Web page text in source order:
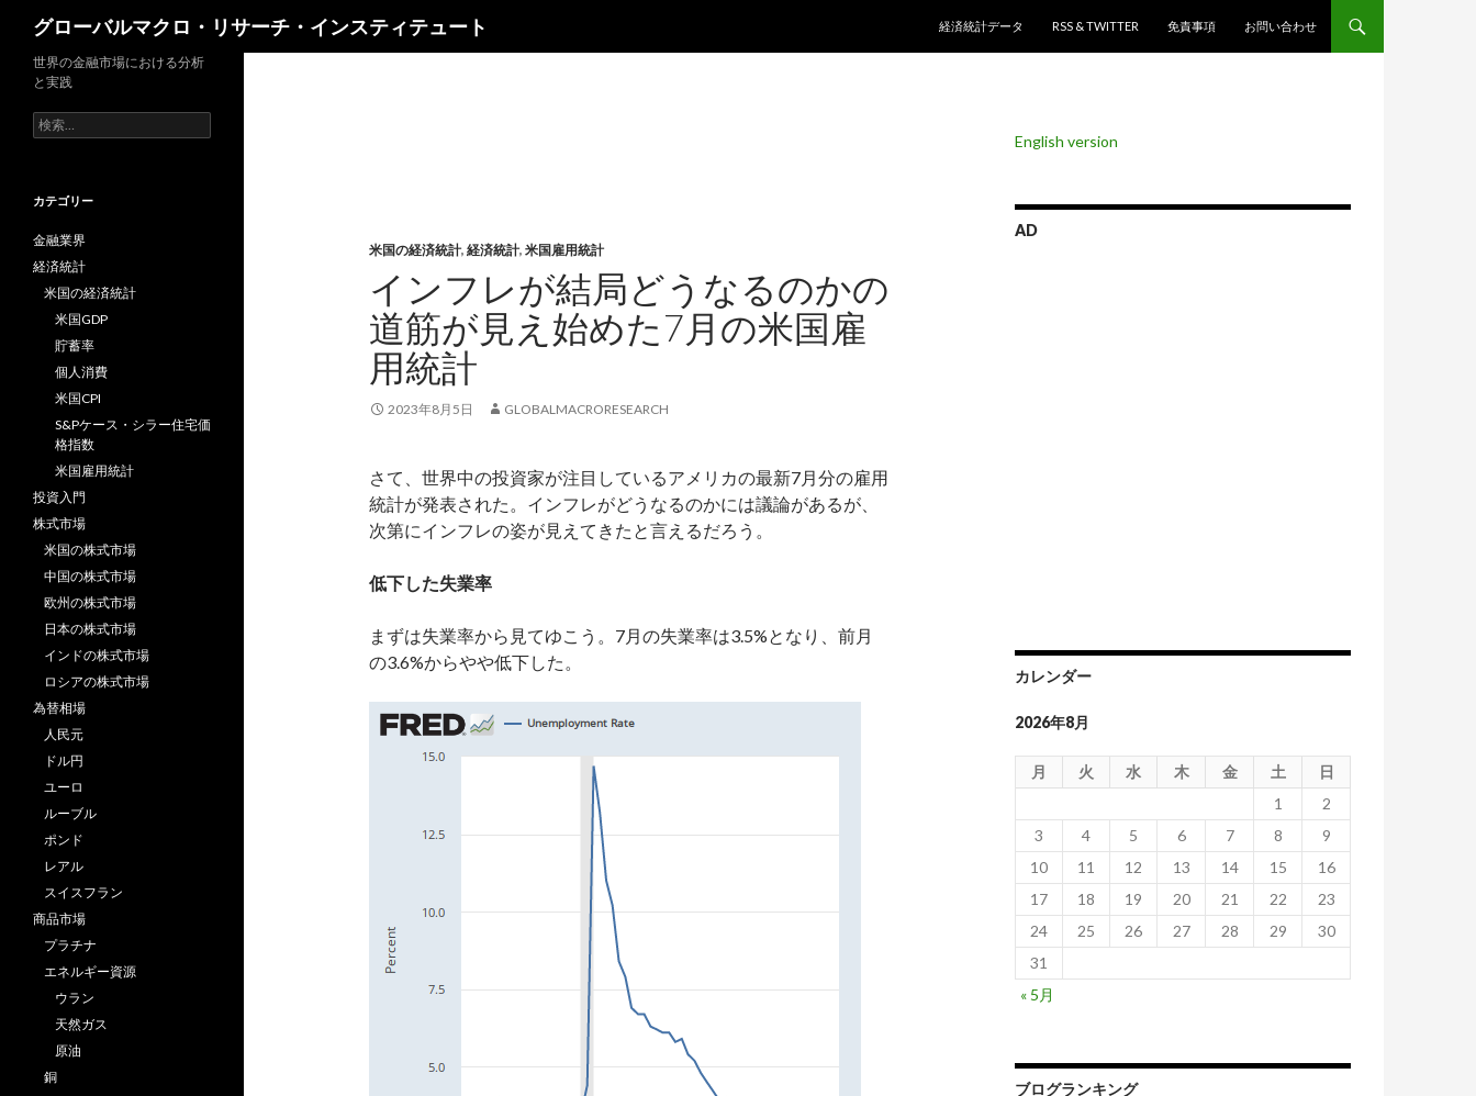
グローバルマクロ・リサーチ・インスティテュート
経済統計データ
RSS & TWITTER 免責事項 お問い合わせ
米国の経済統計, 経済統計, 米国雇用統計
インフレが結局どうなるのかの
道筋が見え始めた7月の米国雇
用統計
2023年8月5日 GLOBALMACRORESEARCH
さて、世界中の投資家が注目しているアメリカの最新7月分の雇用
統計が発表された。インフレがどうなるのかには議論があるが、
次第にインフレの姿が見えてきたと言えるだろう。
低下した失業率
まずは失業率から見てゆこう。7月の失業率は3.5%となり、前月
の3.6%からやや低下した。
English version
AD
カレンダー
2026年8月
月 火 水 木 金 土
日
1
2
3
4 5 6 7 8
9
10
11 12 13 14 15
16
17
18 19 20 21 22
23
24
25 26 27 28 29
30
31
« 5月
ブログランキング
世界の金融市場における分析
と実践
検
索:
カテゴリー
金融業界
経済統計
米国の経済統計
米国GDP
貯蓄率
個人消費
米国CPI
S&Pケース・シラー住宅価
格指数
米国雇用統計
投資入門
株式市場
米国の株式市場
中国の株式市場
欧州の株式市場
日本の株式市場
インドの株式市場
ロシアの株式市場
為替相場
人民元
ドル円
ユーロ
ルーブル
ポンド
レアル
スイスフラン
商品市場
プラチナ
エネルギー資源
ウラン
天然ガス
原油
銅